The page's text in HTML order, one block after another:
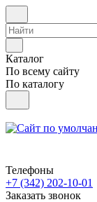
Каталог
По всему сайту
По каталогу
Телефоны
+7 (342) 202-10-01
Заказать звонок